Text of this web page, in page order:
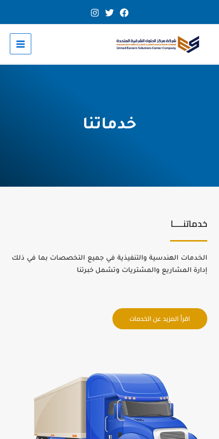
خدماتنا
خدماتنــــا
الخدمات الهندسية والتنفيذية في جميع التخصصات بما في ذلك
إدارة المشاريع والمشتريات وتشمل خبرتنا
اقرأ المزيد عن الخدمات